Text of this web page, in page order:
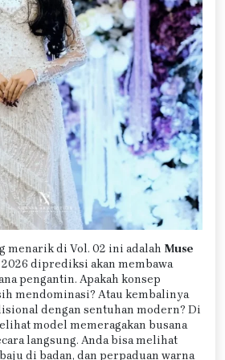
menarik di Vol. 02 ini adalah Muse
2026 diprediksi akan membawa
pengantin. Apakah konsep
mendominasi? Atau kembalinya
dengan sentuhan modern? Di
model memeragakan busana
langsung. Anda bisa melihat
di badan, dan perpaduan warna